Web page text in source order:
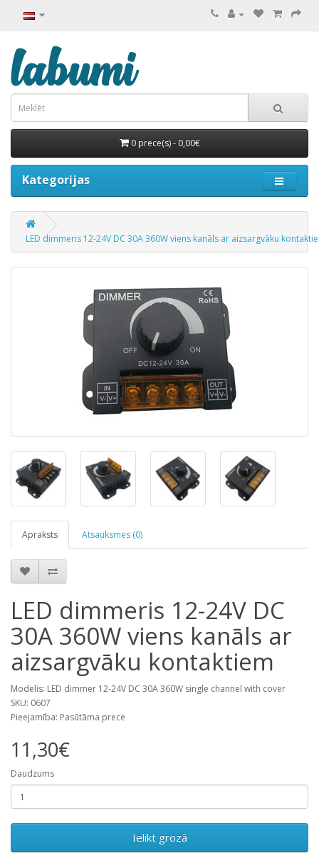
0 prece(s) - 0,00€
Kategorijas
LED dimmeris 12-24V DC 30A 360W viens kanāls ar aizsargvāku
Apraksts Atsauksmes (0)
LED dimmeris 12-24V DC
30A 360W viens kanāls ar
aizsargvāku kontaktiem
Modelis: LED dimmer 12-24V DC 30A 360W single channel with cover
SKU: 0607
Pieejamība: Pasūtāma prece
11,30€
Daudzums
Ielikt grozā